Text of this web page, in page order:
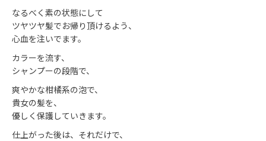
なるべく素の状態にして
ツヤツヤ髪でお帰り頂けるよう、
心血を注いでます。
カラーを流す、
シャンプーの段階で、
爽やかな柑橘系の泡で、
貴女の髪を、
優しく保護していきます。
仕上がった後は、それだけで、